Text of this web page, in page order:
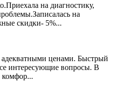
на диагностику,
на
скидки- 5%...
ценами. Быстрый
интересующие вопросы. В
комфор...